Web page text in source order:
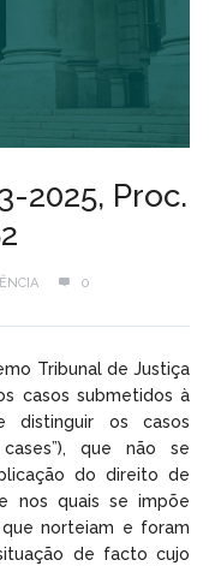
2025, Proc.
0
Tribunal de Justiça
casos submetidos à
distinguir os casos
que não se
do direito de
nos quais se impõe
norteiam e foram
de facto cujo